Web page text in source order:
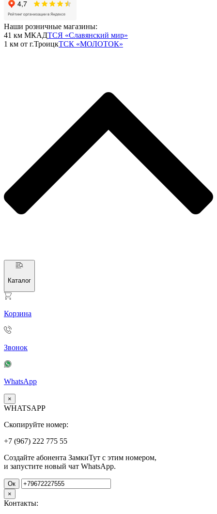
Наши розничные магазины:
41 км МКАДТСЯ «Славянский мир»
1 км от г.ТроицкТСК «МОЛОТОК»
Каталог
Корзина
Звонок
WhatsApp
×
WHATSAPP
Скопируйте номер:
+7 (967) 222 775 55
Создайте абонента ЗамкиТут с этим номером,
и запустите новый чат WhatsApp.
Ок
×
Контакты: